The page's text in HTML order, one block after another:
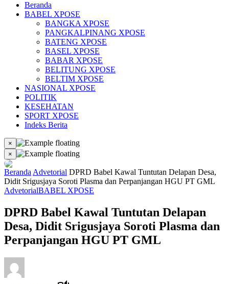
Beranda
BABEL XPOSE
BANGKA XPOSE
PANGKALPINANG XPOSE
BATENG XPOSE
BASEL XPOSE
BABAR XPOSE
BELITUNG XPOSE
BELTIM XPOSE
NASIONAL XPOSE
POLITIK
KESEHATAN
SPORT XPOSE
Indeks Berita
×
×
Beranda Advetorial DPRD Babel Kawal Tuntutan Delapan Desa,
Didit Srigusjaya Soroti Plasma dan Perpanjangan HGU PT GML
AdvetorialBABEL XPOSE
DPRD Babel Kawal Tuntutan Delapan
Desa, Didit Srigusjaya Soroti Plasma dan
Perpanjangan HGU PT GML